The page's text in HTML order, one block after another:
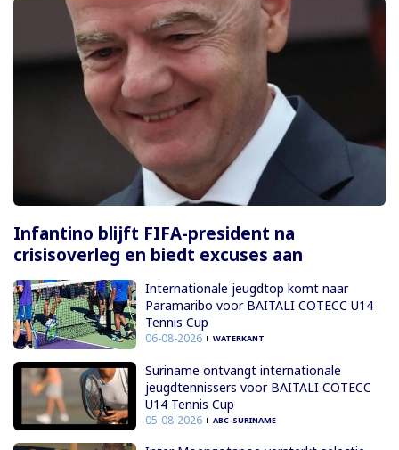
Infantino blijft FIFA-president na
crisisoverleg en biedt excuses aan
Internationale jeugdtop komt naar
Paramaribo voor BAITALI COTECC U14
Tennis Cup
06-08-2026 WATERKANT
Suriname ontvangt internationale
jeugdtennissers voor BAITALI COTECC
U14 Tennis Cup
05-08-2026 ABC-SURINAME